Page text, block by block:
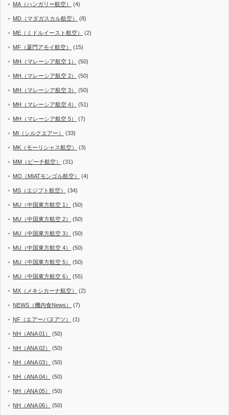
MA（ハンガリー航空） (4)
MD（マダガスカル航空） (8)
ME（ミドルイースト航空） (2)
MF（厦門アモイ航空） (15)
MH（マレーシア航空 1） (50)
MH（マレーシア航空 2） (50)
MH（マレーシア航空 3） (50)
MH（マレーシア航空 4） (51)
MH（マレーシア航空 5） (7)
MI（シルクエアー） (33)
MK（モーリシャス航空） (3)
MM（ピーチ航空） (31)
MO（MIATモンゴル航空） (4)
MS（エジプト航空） (34)
MU（中国東方航空 1） (50)
MU（中国東方航空 2） (50)
MU（中国東方航空 3） (50)
MU（中国東方航空 4） (50)
MU（中国東方航空 5） (50)
MU（中国東方航空 6） (55)
MX（メキシカーナ航空） (2)
NEWS（機内食News） (7)
NF（エアーバヌアツ） (1)
NH（ANA 01） (50)
NH（ANA 02） (50)
NH（ANA 03） (50)
NH（ANA 04） (50)
NH（ANA 05） (50)
NH（ANA 06） (50)